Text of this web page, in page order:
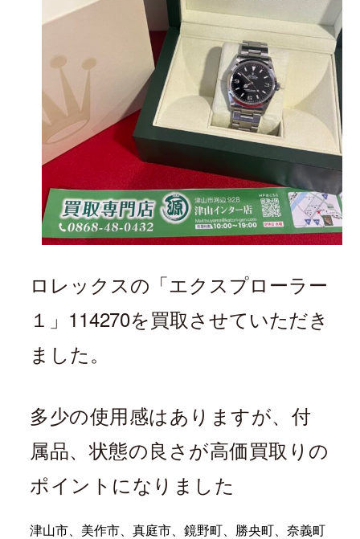
ロレックスの「エクスプローラー
１ 」114270を買取させていただき
ました。
多少の使用感はありますが、付
属品、状態の良さが高価買取りの
ポイントになりました
津山市、美作市、真庭市、鏡野町、勝央町、奈義町